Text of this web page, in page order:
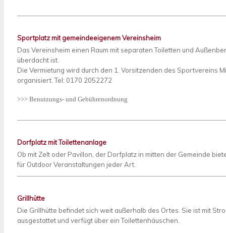
Sportplatz mit gemeindeeigenem Vereinsheim
Das Vereinsheim einen Raum mit separaten Toiletten und
überdacht ist.
Die Vermietung wird durch den 1. Vorsitzenden des Sportvereins
organisiert. Tel: 0170 2052272
>>> Benutzungs- und Gebührenordnung
Dorfplatz mit Toilettenanlage
Ob mit Zelt oder Pavillon, der Dorfplatz in mitten der Gemeinde
für Outdoor Veranstaltungen jeder Art.
Grillhütte
Die Grillhütte befindet sich weit außerhalb des Ortes. Sie ist mit
ausgestattet und verfügt über ein Toilettenhäuschen.